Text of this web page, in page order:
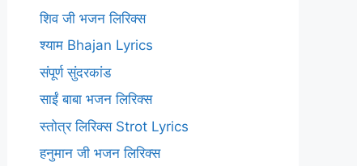
शिव जी भजन लिरिक्स
श्याम Bhajan Lyrics
संपूर्ण सुंदरकांड
साईं बाबा भजन लिरिक्स
स्तोत्र लिरिक्स Strot Lyrics
हनुमान जी भजन लिरिक्स